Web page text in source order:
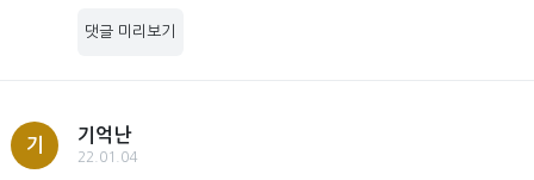
댓글 미리보기
기
기억난
22.01.04